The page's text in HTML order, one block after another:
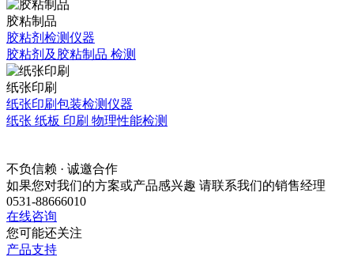
胶粘制品
胶粘剂检测仪器
胶粘剂及胶粘制品 检测
纸张印刷
纸张印刷包装检测仪器
纸张 纸板 印刷 物理性能检测
不负信赖 · 诚邀合作
如果您对我们的方案或产品感兴趣 请联系我们的销售经理
0531-88666010
在线咨询
您可能还关注
产品支持